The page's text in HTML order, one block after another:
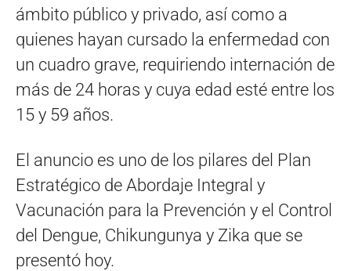
ámbito público y privado, así como a
quienes hayan cursado la enfermedad con
un cuadro grave, requiriendo internación de
más de 24 horas y cuya edad esté entre los
15 y 59 años.
El anuncio es uno de los pilares del Plan
Estratégico de Abordaje Integral y
Vacunación para la Prevención y el Control
del Dengue, Chikungunya y Zika que se
presentó hoy.